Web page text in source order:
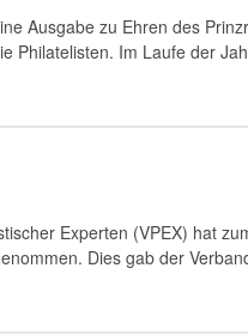
Ausgabe zu Ehren des
Philatelisten. Im Laufe der
Experten (VPEX) hat
Dies gab der